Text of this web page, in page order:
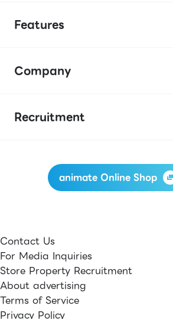
Features
Company
Recruitment
animate Online Shop
Contact Us
For Media Inquiries
Store Property Recruitment
About advertising
Terms of Service
Privacy Policy